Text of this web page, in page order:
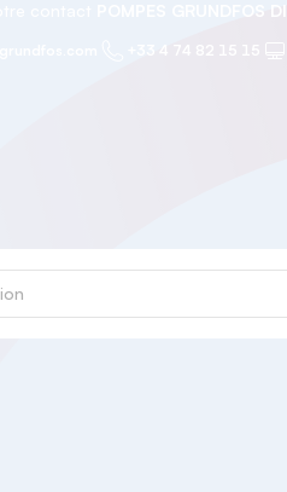
POMPES GRUNDFOS